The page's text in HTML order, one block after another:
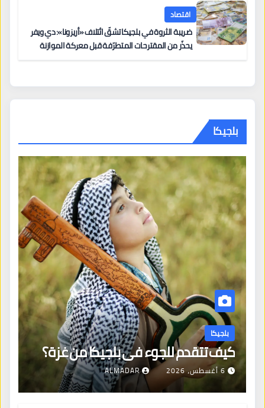
اقتصاد
ضريبة الثروة في بلجيكا تشقّ ائتلاف «أريزونا»: دي ويفر
يحذّر من المقترحات المتطرّفة قبل معركة الموازنة
بلجيكا
بلجيكا
كيف تتقدم للجوء في بلجيكا من غزة؟
6 أغسطس، 2026 ALMADAR